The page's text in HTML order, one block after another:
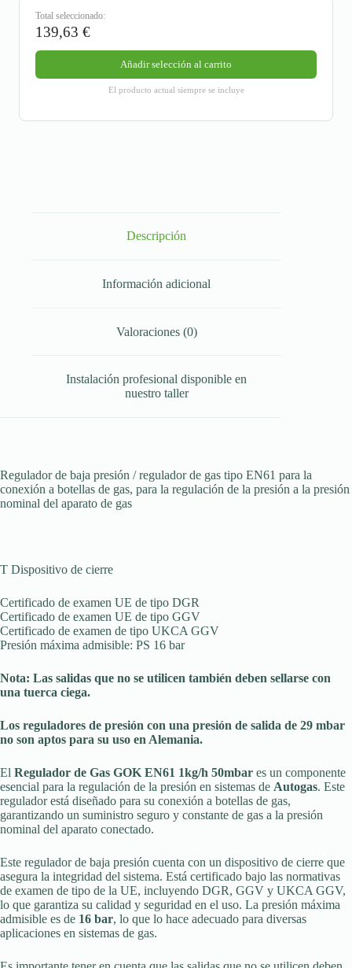
Total seleccionado:
139,63 €
Añadir selección al carrito
El producto actual siempre se incluye
Descripción
Información adicional
Valoraciones (0)
Instalación profesional disponible en
nuestro taller
Regulador de baja presión / regulador de gas tipo EN61 para la
conexión a botellas de gas, para la regulación de la presión a la presión
nominal del aparato de gas
T Dispositivo de cierre
Certificado de examen UE de tipo DGR
Certificado de examen UE de tipo GGV
Certificado de examen de tipo UKCA GGV
Presión máxima admisible: PS 16 bar
Nota: Las salidas que no se utilicen también deben sellarse con
una tuerca ciega.
Los reguladores de presión con una presión de salida de 29 mbar
no son aptos para su uso en Alemania.
El Regulador de Gas GOK EN61 1kg/h 50mbar es un componente
esencial para la regulación de la presión en sistemas de Autogas. Este
regulador está diseñado para su conexión a botellas de gas,
garantizando un suministro seguro y constante de gas a la presión
nominal del aparato conectado.
Este regulador de baja presión cuenta con un dispositivo de cierre que
asegura la integridad del sistema. Está certificado bajo las normativas
de examen de tipo de la UE, incluyendo DGR, GGV y UKCA GGV,
lo que garantiza su calidad y seguridad en el uso. La presión máxima
admisible es de 16 bar, lo que lo hace adecuado para diversas
aplicaciones en sistemas de gas.